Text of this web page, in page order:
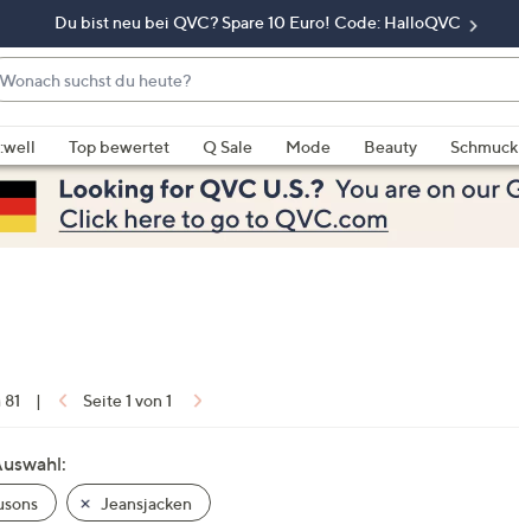
Du bist neu bei QVC? Spare 10 Euro! Code: HalloQVC
Top bewertet Q Sale Mode Beauty Schmuck
| Seite 1 von 1
Jeansjacken